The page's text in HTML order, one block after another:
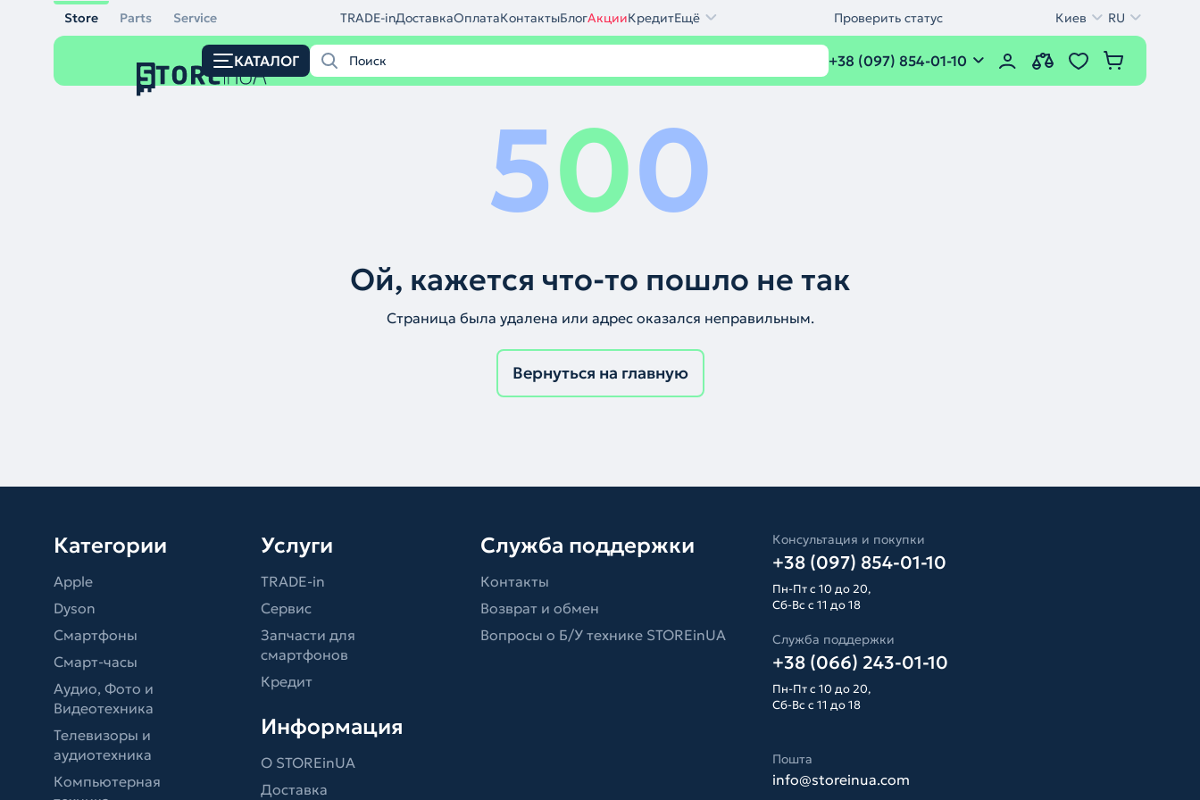
Store Parts Service TRADE-inДоставкаОплатаКонтактыБлогАкцииКредитЕщё Проверить статус Киев RU
КАТАЛОГ +38 (097) 854-01-10
500
Ой, кажется что-то пошло не так
Страница была удалена или адрес оказался неправильным.
Вернуться на главную
Категории
Apple
Dyson
Смартфоны
Смарт-часы
Аудио, Фото и
Видеотехника
Телевизоры и
аудиотехника
Компьютерная
Услуги
TRADE-in
Сервис
Запчасти для
смартфонов
Кредит
Информация
О STOREinUA
Доставка
Служба поддержки
Контакты
Возврат и обмен
Вопросы о Б/У технике STOREinUA
Консультация и покупки
+38 (097) 854-01-10
Пн-Пт с 10 до 20,
Сб-Вс с 11 до 18
Служба поддержки
+38 (066) 243-01-10
Пн-Пт с 10 до 20,
Сб-Вс с 11 до 18
Пошта
info@storeinua.com